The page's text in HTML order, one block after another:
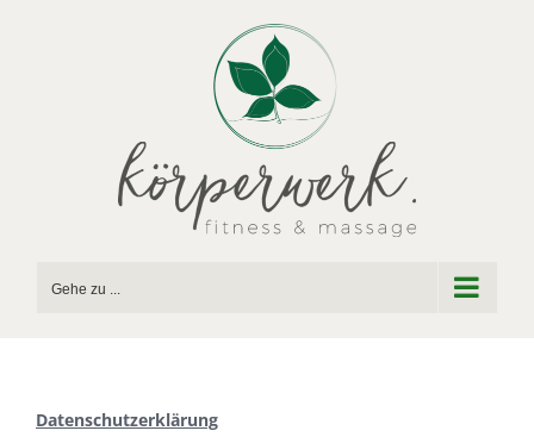
Gehe zu ...
Datenschutzerklärung